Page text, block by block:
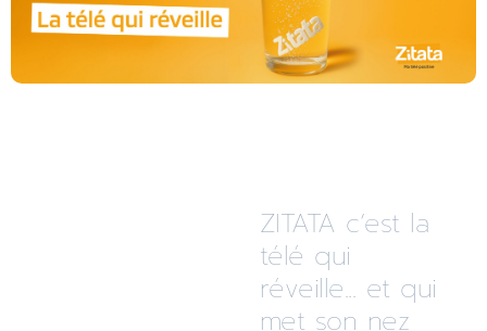
ZITATA c’est la
télé qui
réveille... et qui
met son nez